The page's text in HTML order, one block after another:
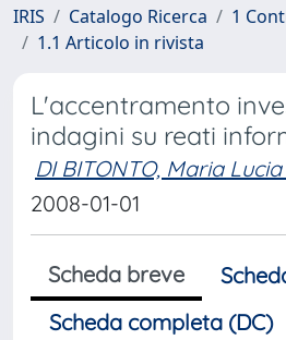
IRIS Catalogo Ricerca
1
1.1 Articolo in rivista
L'accentramento
indagini su reati
DI BITONTO, Maria
2008-01-01
Scheda breve
Scheda completa (DC)